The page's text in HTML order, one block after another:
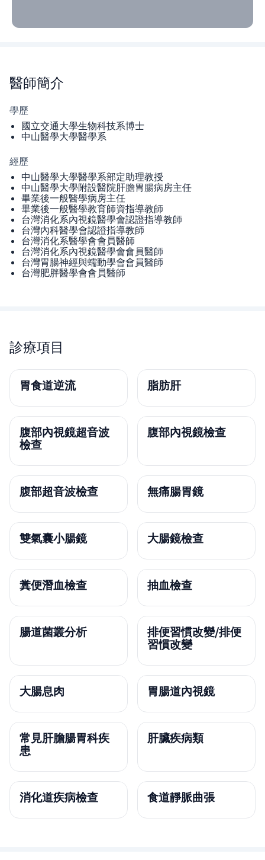
醫師簡介
學歷
國立交通大學生物科技系博士
中山醫學大學醫學系
經歷
中山醫學大學醫學系部定助理教授
中山醫學大學附設醫院肝膽胃腸病房主任
畢業後一般醫學病房主任
畢業後一般醫學教育師資指導教師
台灣消化系內視鏡醫學會認證指導教師
台灣內科醫學會認證指導教師
台灣消化系醫學會會員醫師
台灣消化系內視鏡醫學會會員醫師
台灣胃腸神經與蠕動學會會員醫師
台灣肥胖醫學會會員醫師
診療項目
胃食道逆流 脂肪肝
腹部內視鏡超音波
檢查
腹部內視鏡檢查
腹部超音波檢查 無痛腸胃鏡
雙氣囊小腸鏡 大腸鏡檢查
糞便潛血檢查 抽血檢查
腸道菌叢分析
排便習慣改變/排便
習慣改變
大腸息肉 胃腸道內視鏡
常見肝膽腸胃科疾
患
肝臟疾病類
消化道疾病檢查 食道靜脈曲張